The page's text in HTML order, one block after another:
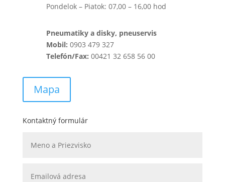
Pondelok – Piatok: 07,00 – 16,00 hod
Pneumatiky a disky, pneuservis
Mobil: 0903 479 327
Telefón/Fax: 00421 32 658 56 00
Mapa
Kontaktný formulár